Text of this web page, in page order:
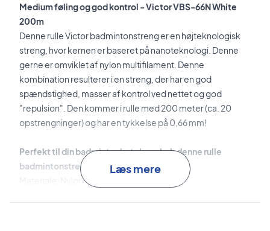
Medium føling og god kontrol - Victor VBS-66N White
200m
Denne rulle Victor badmintonstreng er en højteknologisk
streng, hvor kernen er baseret på nanoteknologi. Denne
gerne er omviklet af nylon multifilament. Denne
kombination resulterer i en streng, der har en god
spændstighed, masser af kontrol ved nettet og god
"repulsion". Den kommer i rulle med 200 meter (ca. 20
opstrengninger) og har en tykkelse på 0,66 mm!
Perfekt til din badmintonketcher - køb denne rulle
badmintonstrenge nu!
ylon multifilament.
Læs mere